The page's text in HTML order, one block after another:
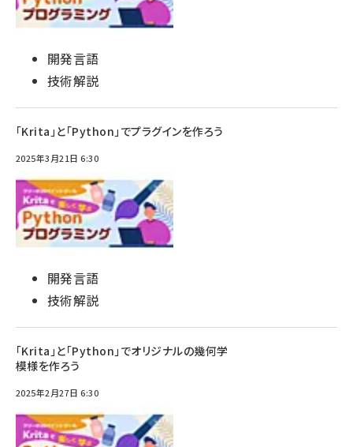
開発言語
技術解説
「Krita」と「Python」でプラグインを作ろう
2025年3月21日 6:30
開発言語
技術解説
「Krita」と「Python」でオリジナルの幾何学
模様を作ろう
2025年2月27日 6:30